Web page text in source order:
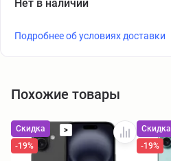
Нет в наличии
Подробнее об условиях доставки
Похожие товары
Скидка
>
-19%
Скидка
-19%